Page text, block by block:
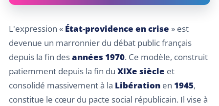
L'expression « État-providence en crise » est
devenue un marronnier du débat public français
depuis la fin desannées 1970. Ce modèle, construit
patiemment depuis la fin du XIXe siècle et
consolidé massivement à la Libération en 1945,
constitue le cœur du pacte social républicain. Il vise à